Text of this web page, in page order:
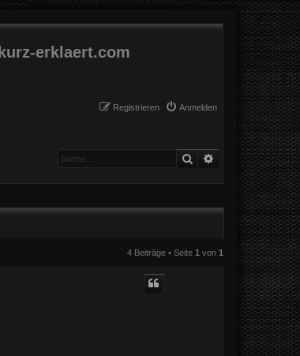
kurz-erklaert.com
Anmelden
Registrieren
Suche Erweiterte Suche
4 Beiträge • Seite 1von 1